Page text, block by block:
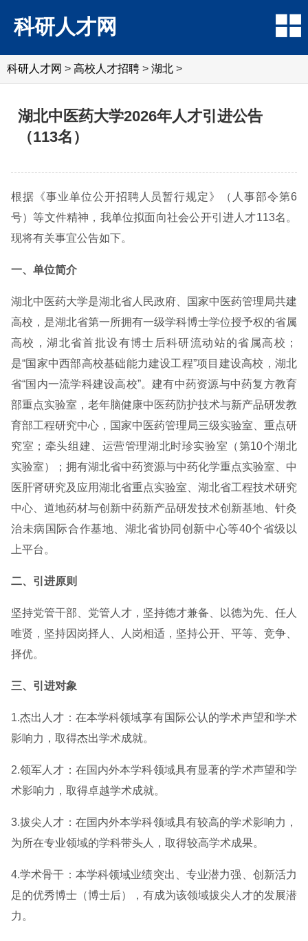
科研人才网
科研人才网 > 高校人才招聘 > 湖北 >
湖北中医药大学2026年人才引进公告
（113名）
根据《事业单位公开招聘人员暂行规定》（人事部令第6
号）等文件精神，我单位拟面向社会公开引进人才113名。
现将有关事宜公告如下。
一、单位简介
湖北中医药大学是湖北省人民政府、国家中医药管理局共建
高校，是湖北省第一所拥有一级学科博士学位授予权的省属
高校，湖北省首批设有博士后科研流动站的省属高校；
是“国家中西部高校基础能力建设工程”项目建设高校，湖北
省“国内一流学科建设高校”。建有中药资源与中药复方教育
部重点实验室，老年脑健康中医药防护技术与新产品研发教
育部工程研究中心，国家中医药管理局三级实验室、重点研
究室；牵头组建、运营管理湖北时珍实验室（第10个湖北
实验室）；拥有湖北省中药资源与中药化学重点实验室、中
医肝肾研究及应用湖北省重点实验室、湖北省工程技术研究
中心、道地药材与创新中药新产品研发技术创新基地、针灸
治未病国际合作基地、湖北省协同创新中心等40个省级以
上平台。
二、引进原则
坚持党管干部、党管人才，坚持德才兼备、以德为先、任人
唯贤，坚持因岗择人、人岗相适，坚持公开、平等、竞争、
择优。
三、引进对象
1.杰出人才：在本学科领域享有国际公认的学术声望和学术
影响力，取得杰出学术成就。
2.领军人才：在国内外本学科领域具有显著的学术声望和学
术影响力，取得卓越学术成就。
3.拔尖人才：在国内外本学科领域具有较高的学术影响力，
为所在专业领域的学科带头人，取得较高学术成果。
4.学术骨干：本学科领域业绩突出、专业潜力强、创新活力
足的优秀博士（博士后），有成为该领域拔尖人才的发展潜
力。